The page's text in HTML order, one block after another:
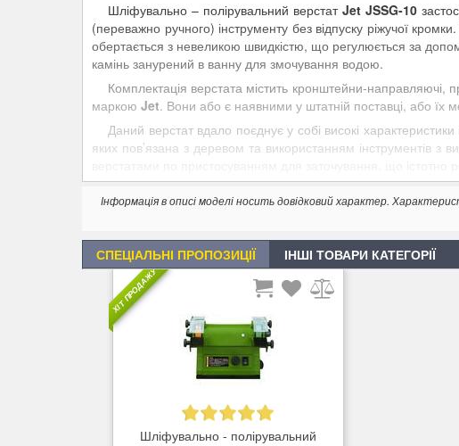
Шліфувально – полірувальний верстат Jet JSSG-10
(переважно ручного) інструменту без відпуску ріжучої
обертається з невеликою швидкістю, що регулюється за
камінь занурений в ванну для змочування водою.
Комплектація верстата містить кронштейни-
маркою Jet. Вони або є наявними у штатній поставці, або їх
Даний верстат вдало поєднує у собі високі
яких пов’язана з деревом та використанням інструментів
верстатами по пристосуванням для заточування, що істотно
Брусок для очищення шліфувального круга
Пристосування для доведення столярного інструменту і
Кутовий калібр для установки кута заточування і кутомір
Полірувальна паста для шкіряного круга
Направляюча штанга для опори інструменту і кріплення
Інструкція на DVD
Інформація в описі моделі носить довідковий характер.
СПЕЦІАЛЬНІ ПРОПОЗИЦІЇ ІНШІ ТОВАРИ КАТЕГОРІЇ
ХІТ ПРОДАЖУ
Шліфувально - полірувальний